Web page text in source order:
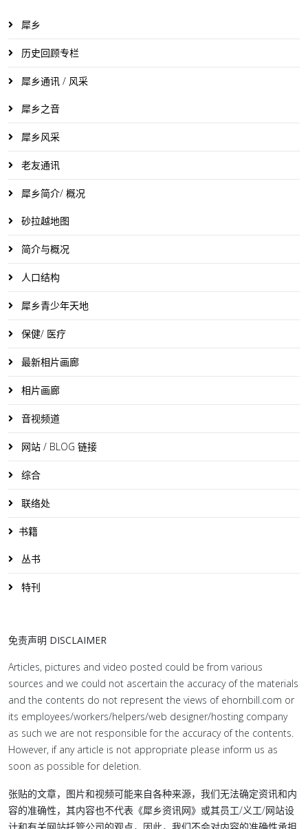
犀乡
历史回顾专栏
犀乡通讯 / 风采
犀乡之音
犀乡风采
老友通讯
犀乡简介/ 概况
砂拉越地图
简介与概况
人口结构
犀乡青少年天地
保健/ 医疗
最新相片画廊
相片画廊
音视频道
网站 / BLOG 链接
综合
联络处
书籍
丛书
特刊
免责声明 DISCLAIMER
Articles, pictures and video posted could be from various
sources and we could not ascertain the accuracy of the materials
and the contents do not represent the views of ehornbill.com or
its employees/workers/helpers/web designer/hosting company
as such we are not responsible for the accuracy of the contents.
However, if any article is not appropriate please inform us as
soon as possible for deletion.
张贴的文章，图片和视频可能来自各种来源，我们无法确定资讯和内
容的准确性，其内容也不代表《犀乡资讯网》或其员工/义工/网站设